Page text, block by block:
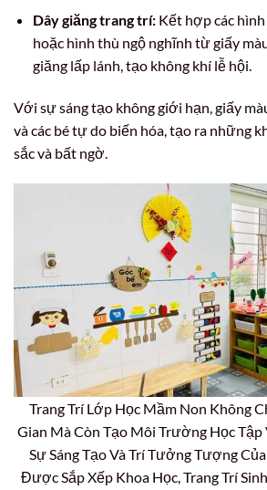
Dây giăng trang trí:Kết hợp các hình
hoặc hình thù ngộ nghĩnh từ giấy
giăng lấp lánh, tạo không khí lễ hội.
Với sự sáng tạo không giới hạn, giấy
và các bé tự do biến hóa, tạo ra những
sắc và bất ngờ.
Trang Trí Lớp Học Mầm Non Không
Gian Mà Còn Tạo Môi Trường Học
Sự Sáng Tạo Và Trí Tưởng Tượng
Được Sắp Xếp Khoa Học, Trang Trí